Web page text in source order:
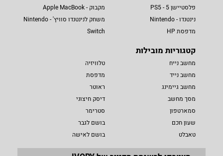
פלסטיישן 5 - PS5
נינטנדו - Nintendo
מדפסת HP
מקבוק - Apple MacBook
משחק לנינטנדו סוויץ' - Nintendo
Switch
קטגוריות מובילות
מחשב נייח
מחשב נייד
מחשב גיימינג
מסך מחשב
סמארטפון
שעון חכם
טאבלט
טלוויזיה
מדפסת
ראוטר
דיסק חיצוני
סטרימר
בושם לגבר
בושם לאישה